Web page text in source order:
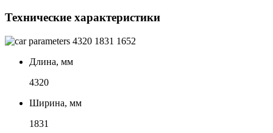
Технические характеристики
4320 1831 1652
Длина, мм
4320
Ширина, мм
1831